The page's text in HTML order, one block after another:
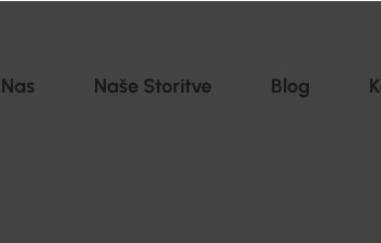
Naše Storitve Blog